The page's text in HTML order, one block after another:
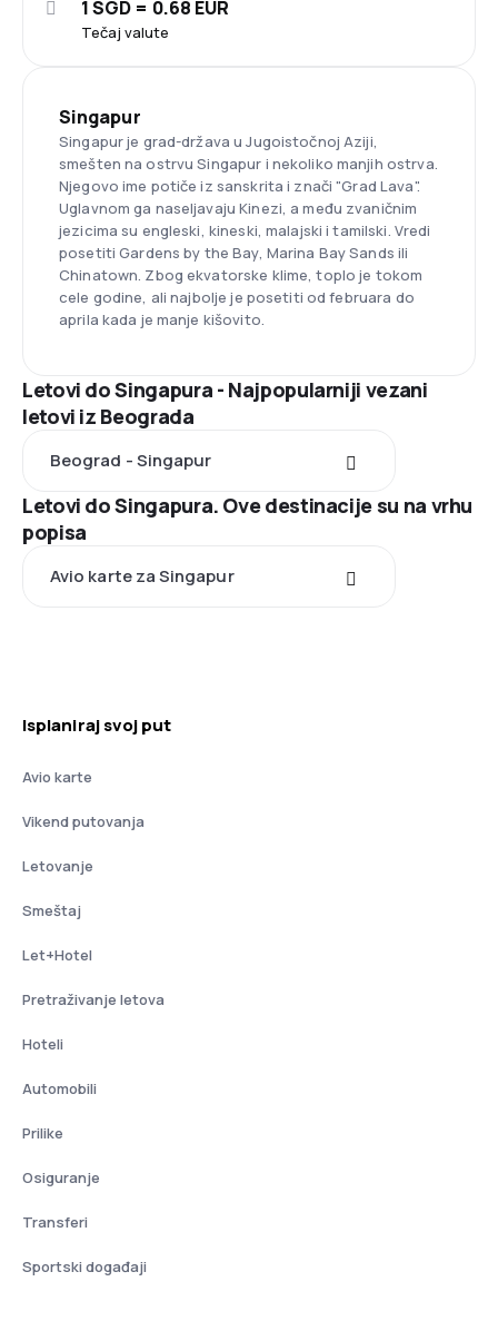
Tečaj valute
1 SGD = 0.68 EUR
Singapur
Singapur je grad-država u Jugoistočnoj Aziji,
smešten na ostrvu Singapur i nekoliko manjih ostrva.
Njegovo ime potiče iz sanskrita i znači "Grad Lava".
Uglavnom ga naseljavaju Kinezi, a među zvaničnim
jezicima su engleski, kineski, malajski i tamilski. Vredi
posetiti Gardens by the Bay, Marina Bay Sands ili
Chinatown. Zbog ekvatorske klime, toplo je tokom
cele godine, ali najbolje je posetiti od februara do
aprila kada je manje kišovito.
Letovi do Singapura - Najpopularniji vezani
letovi iz Beograda
Beograd - Singapur
Letovi do Singapura. Ove destinacije su na vrhu
popisa
Avio karte za Singapur
Isplaniraj svoj put
Avio karte
Vikend putovanja
Letovanje
Smeštaj
Let+Hotel
Pretraživanje letova
Hoteli
Automobili
Prilike
Osiguranje
Transferi
Sportski događaji